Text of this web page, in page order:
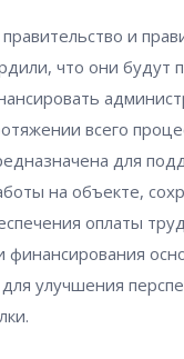
и
что они будут
всего
для
на объекте,
оплаты
финансирования
улучшения